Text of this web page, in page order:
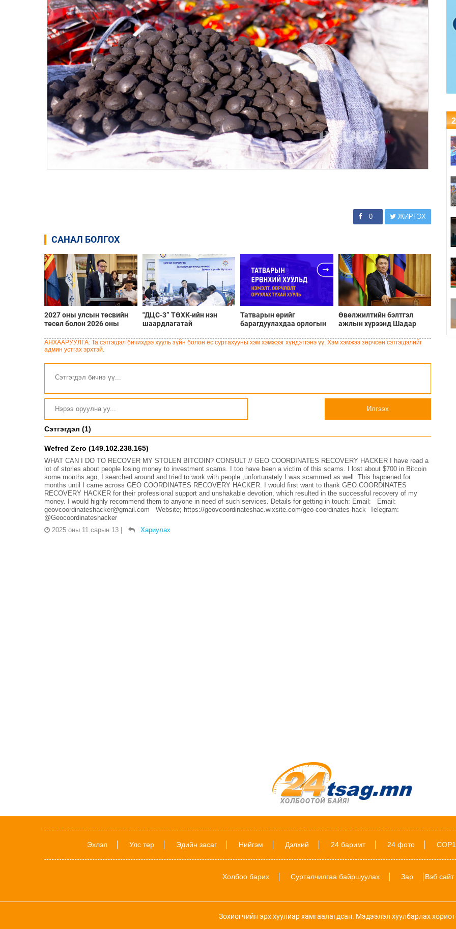
0 ЖИРГЭХ
САНАЛ БОЛГОХ
2027 оны улсын төсвийн
төсөл болон 2026 оны
төслийн олон нийтийн
хэлэлцүүлэг боллоо
"ДЦС-3” ТӨХК-ийн нэн
шаардлагатай
шинэчлэлийн төсвийг
Татварын өрийг
барагдуулахдаа орлогын
үлдээхээр хуульчилж,
Өвөлжилтийн бэлтгэл
ажлын хүрээнд Шадар
Дорноговь аймагт
АНХААРУУЛГА: Та сэтгэгдэл бичихдээ хууль зүйн болон ёс суртахууны хэм хэмжээг хүндэтгэнэ үү. Хэм хэмжээ зөрчсөн сэтгэгдэлийг
админ устгах эрхтэй.
Илгээх
Сэтгэгдэл (1)
Wefred Zero (149.102.238.165)
WHAT CAN I DO TO RECOVER MY STOLEN BITCOIN? CONSULT // GEO COORDINATES RECOVERY HACKER I have read a
lot of stories about people losing money to investment scams. I too have been a victim of this scams. I lost about $700 in Bitcoin
some months ago, I searched around and tried to work with people ,unfortunately I was scammed as well. This happened for
months until I came across GEO COORDINATES RECOVERY HACKER. I would first want to thank GEO COORDINATES
RECOVERY HACKER for their professional support and unshakable devotion, which resulted in the successful recovery of my
money. I would highly recommend them to anyone in need of such services. Details for getting in touch: Email: Email:
geovcoordinateshacker@gmail.com Website; https://geovcoordinateshac.wixsite.com/geo-coordinates-hack Telegram:
@Geocoordinateshacker
2025 оны 11 сарын 13
Хариулах
Эхлэл Улс төр Эдийн засаг Нийгэм Дэлхий 24 баримт 24 фото
Холбоо барих Сурталчилгаа байршуулах Зар Вэб сайт
Зохиогчийн эрх хуулиар хамгаалагдсан. Мэдээлэл хуулбарлах